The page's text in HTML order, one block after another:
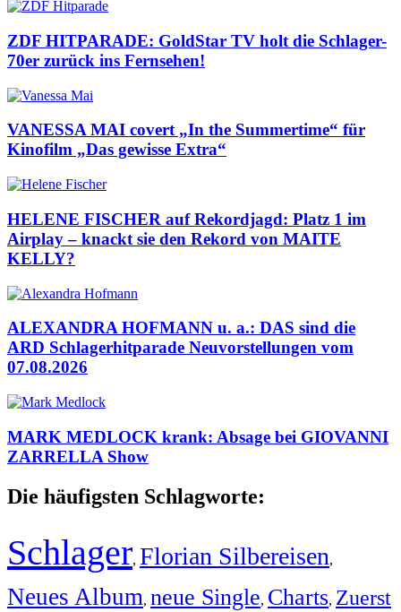
ZDF HITPARADE: GoldStar TV holt die Schlager-
70er zurück ins Fernsehen!
VANESSA MAI covert „In the Summertime“ für
Kinofilm „Das gewisse Extra“
HELENE FISCHER auf Rekordjagd: Platz 1 im
Airplay – knackt sie den Rekord von MAITE
KELLY?
ALEXANDRA HOFMANN u. a.: DAS sind die
ARD Schlagerhitparade Neuvorstellungen vom
07.08.2026
MARK MEDLOCK krank: Absage bei GIOVANNI
ZARRELLA Show
Die häufigsten Schlagworte:
Schlager, Florian Silbereisen,
Neues Album, neue Single, Charts, Zuerst